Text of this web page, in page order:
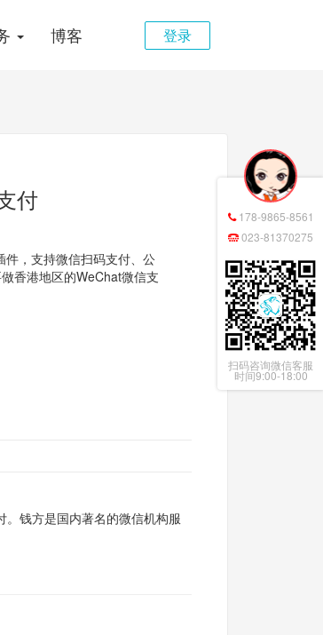
登录
博客
付
，支持微信扫码支付、公
香港地区的WeChat微信支
钱方是国内著名的微信机构服
178-9865-8561
023-81370275
扫码咨询微信客服
时间9:00-18:00